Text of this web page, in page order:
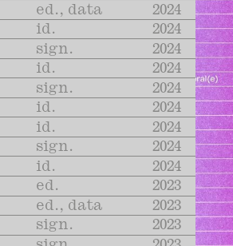
ed., data
2024
id.
2024
sign.
2024
id.
2024
sign.
2024
id.
2024
id.
2024
sign.
2024
id.
2024
ed.
2023
ed., data
2023
sign.
2023